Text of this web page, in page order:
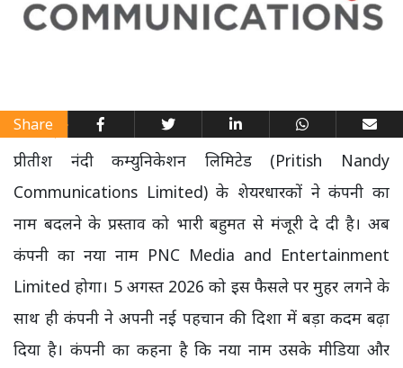
Share
प्रीतीश नंदी कम्युनिकेशन लिमिटेड (Pritish Nandy
Communications Limited) के शेयरधारकों ने कंपनी का
नाम बदलने के प्रस्ताव को भारी बहुमत से मंजूरी दे दी है। अब
कंपनी का नया नाम PNC Media and Entertainment
Limited होगा। 5 अगस्त 2026 को इस फैसले पर मुहर लगने के
साथ ही कंपनी ने अपनी नई पहचान की दिशा में बड़ा कदम बढ़ा
दिया है। कंपनी का कहना है कि नया नाम उसके मीडिया और